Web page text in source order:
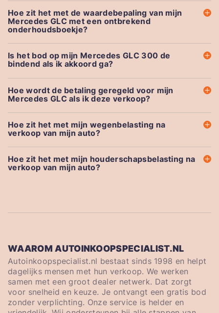
Hoe zit het met de waardebepaling van mijn
Mercedes GLC met een ontbrekend
onderhoudsboekje?
Is het bod op mijn Mercedes GLC 300 de
bindend als ik akkoord ga?
Hoe wordt de betaling geregeld voor mijn
Mercedes GLC als ik deze verkoop?
Hoe zit het met mijn wegenbelasting na
verkoop van mijn auto?
Hoe zit het met mijn houderschapsbelasting na
verkoop van mijn auto?
WAAROM AUTOINKOOPSPECIALIST.NL
Autoinkoopspecialist.nl bestaat sinds 1998 en helpt
dagelijks mensen met hun verkoop. We werken
samen met een groot dealer netwerk. Dat zorgt
voor snelheid en keuze. Je ontvangt een gratis bod
zonder verplichting. Onze service is helder en